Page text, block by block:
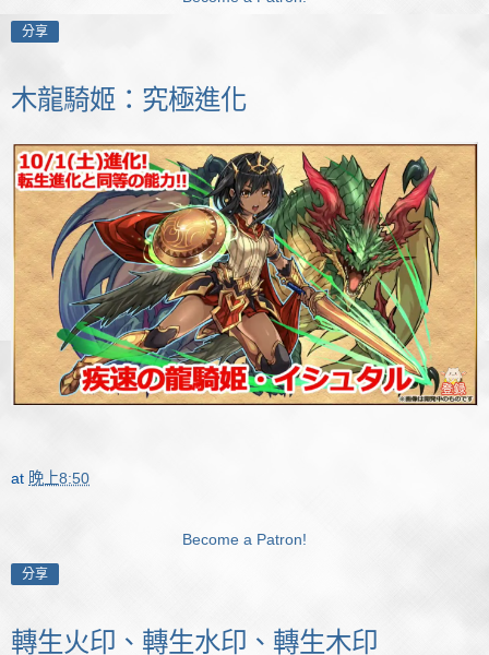
分享
木龍騎姬：究極進化
at 晚上8:50
Become a Patron!
分享
轉生火印、轉生水印、轉生木印